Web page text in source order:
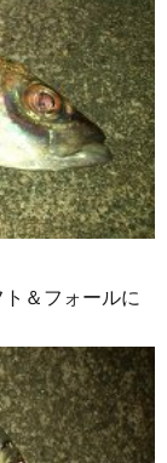
＆フォールに